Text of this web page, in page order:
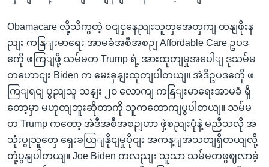
Obamacare လို့သိကွတဲ့ ဝငျငှနေညျးသူတှအေတှကျ တနျဖိုးန
ညျး ကနြျးမာရေး အာမခံအစီအစဉျ Affordable Care ဥပဒ
ကေို ဖကြျဖို့ သမ်မတ Trump ရဲ့ အားထုတျမှုအပေါျ ဒုသမ်မ
တဟောငျး Biden က မေးခှနျးထုတျပါတယျ။ အဲဒီဥပဒကေို ဖ
ကြျရငျ ပွညျသူ သနျး ၂၀ လောကျ ကနြျးမာရေးအာမခံ ရှိ
တော့မှာ မဟုတျဘူးဆိုတာကို သူကထောကျပွပါတယျ။ သမ်မ
တ Trump ကတော့ အဲဒီအစီအစဉျဟာ ဖှဲ့စညျးပုံနဲ့ မညီသလို အ
သုံးပွုသူတှေ ရှေးခယြျနိုငျမှုပိုငျး အကန့ျအသတျရှိတယျလို့
တုံ့ပွနျပါတယျ။ Joe Biden ကလညျး သူသာ သမ်မတဖွဈလာခဲ့